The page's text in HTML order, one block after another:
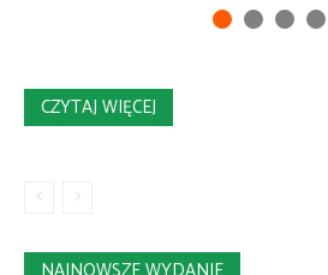
CZYTAJ WIĘCEJ